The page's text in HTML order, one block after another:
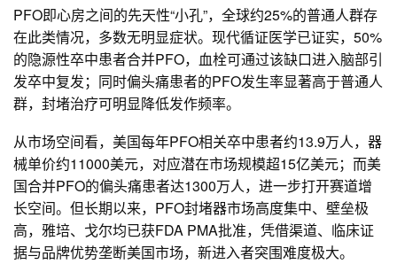
PFO即心房之间的先天性“小孔”，全球约25%的普通人群存
在此类情况，多数无明显症状。现代循证医学已证实，50%
的隐源性卒中患者合并PFO，血栓可通过该缺口进入脑部引
发卒中复发；同时偏头痛患者的PFO发生率显著高于普通人
群，封堵治疗可明显降低发作频率。
从市场空间看，美国每年PFO相关卒中患者约13.9万人，器
械单价约11000美元，对应潜在市场规模超15亿美元；而美
国合并PFO的偏头痛患者达1300万人，进一步打开赛道增
长空间。但长期以来，PFO封堵器市场高度集中、壁垒极
高，雅培、戈尔均已获FDA PMA批准，凭借渠道、临床证
据与品牌优势垄断美国市场，新进入者突围难度极大。